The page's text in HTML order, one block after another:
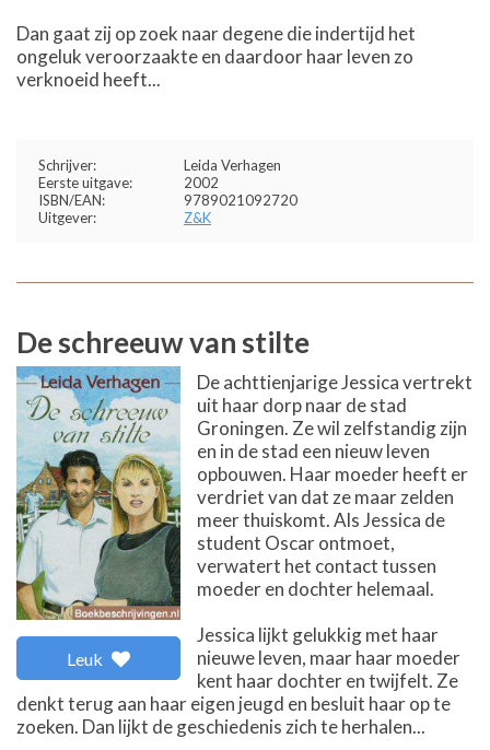
Dan gaat zij op zoek naar degene die indertijd het
ongeluk veroorzaakte en daardoor haar leven zo
verknoeid heeft...
Schrijver:
Leida Verhagen
Eerste uitgave:
2002
ISBN/EAN:
9789021092720
Uitgever:
Z&K
De schreeuw van stilte
Leuk
De achttienjarige Jessica vertrekt
uit haar dorp naar de stad
Groningen. Ze wil zelfstandig zijn
en in de stad een nieuw leven
opbouwen. Haar moeder heeft er
verdriet van dat ze maar zelden
meer thuiskomt. Als Jessica de
student Oscar ontmoet,
verwatert het contact tussen
moeder en dochter helemaal.
Jessica lijkt gelukkig met haar
nieuwe leven, maar haar moeder
kent haar dochter en twijfelt. Ze
denkt terug aan haar eigen jeugd en besluit haar op te
zoeken. Dan lijkt de geschiedenis zich te herhalen...